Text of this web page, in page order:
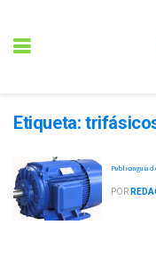
Etiqueta:
Publican guía
POR